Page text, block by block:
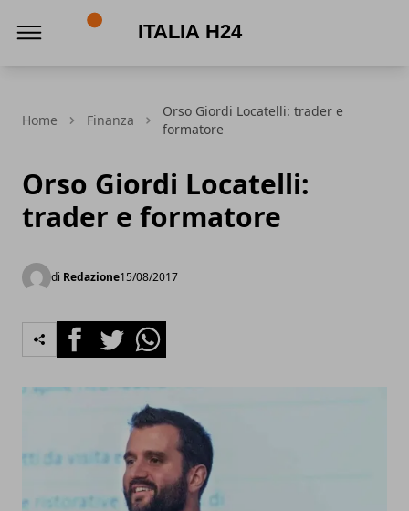
Home Finanza
Orso Giordi Locatelli: trader e
formatore
Orso Giordi Locatelli:
trader e formatore
di Redazione15/08/2017
FacebookTwitterWhatsapp